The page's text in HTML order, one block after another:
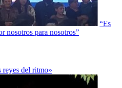
“Es
nosotros para nosotros”
reyes del ritmo»